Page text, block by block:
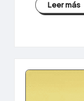
Leer más